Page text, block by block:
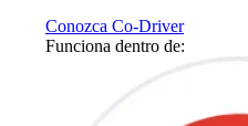
Conozca Co-Driver
Funciona dentro de: